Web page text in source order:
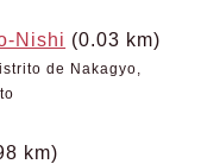
Nishi (0.03 km)
de Nakagyo,
km)